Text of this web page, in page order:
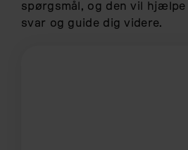
spørgsmål, og den vil
svar og guide dig videre.